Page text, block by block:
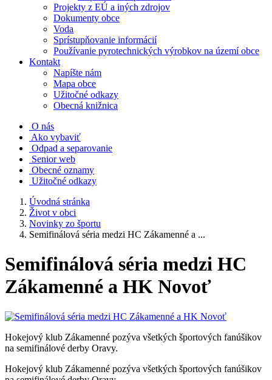
Projekty z EÚ a iných zdrojov
Dokumenty obce
Voda
Sprístupňovanie informácií
Používanie pyrotechnických výrobkov na území obce
Kontakt
Napíšte nám
Mapa obce
Užitočné odkazy
Obecná knižnica
O nás
Ako vybaviť
Odpad a separovanie
Senior web
Obecné oznamy
Užitočné odkazy
Úvodná stránka
Život v obci
Novinky zo športu
Semifinálová séria medzi HC Zákamenné a ...
Semifinálová séria medzi HC
Zákamenné a HK Novoť
Hokejový klub Zákamenné pozýva všetkých športových fanúšikov
na semifinálové derby Oravy.
Hokejový klub Zákamenné pozýva všetkých športových fanúšikov